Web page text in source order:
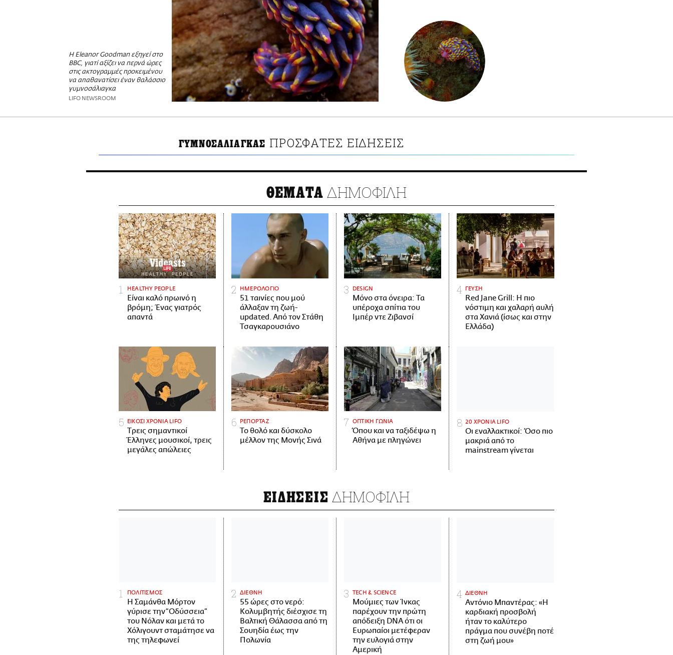
Η Eleanor Goodman εξηγεί στο
BBC, γιατί αξίζει να περνά ώρες
στις ακτογραμμές προκειμένου
να απαθανατίσει έναν θαλάσσιο
γυμνοσάλιαγκα
LIFO NEWSROOM
ΓΥΜΝΟΣΑΛΙΑΓΚΑΣ ΠΡΟΣΦΑΤΕΣ ΕΙΔΗΣΕΙΣ
ΘΕΜΑΤΑ ΔΗΜΟΦΙΛΗ
HEALTHY PEOPLE
Είναι καλό πρωινό η
βρόμη; Ένας γιατρός
απαντά
ΗΜΕΡΟΛΟΓΙΟ
51 ταινίες που μού
άλλαξαν τη ζωή-
updated. Aπό τον Στάθη
Τσαγκαρουσιάνο
DESIGN
Μόνο στα όνειρα: Τα
υπέροχα σπίτια του
Ιμπέρ ντε Ζιβανσί
ΓΕΥΣΗ
Red Jane Grill: Η πιο
νόστιμη και χαλαρή αυλή
στα Χανιά (ίσως και στην
Ελλάδα)
ΕΙΚΟΣΙ ΧΡΟΝΙΑ LIFO
Tρεις σημαντικοί
Έλληνες μουσικοί, τρεις
μεγάλες απώλειες
ΡΕΠΟΡΤΑΖ
Το θολό και δύσκολο
μέλλον της Μονής Σινά
ΟΠΤΙΚΗ ΓΩΝΙΑ
Όπου και να ταξιδέψω η
Αθήνα με πληγώνει
20 ΧΡΟΝΙΑ LIFO
Οι εναλλακτικοί: Όσο πιο
μακριά από το
mainstream γίνεται
ΕΙΔΗΣΕΙΣ ΔΗΜΟΦΙΛΗ
ΠΟΛΙΤΙΣΜΟΣ
Η Σαμάνθα Μόρτον
γύρισε την “Οδύσσεια”
του Νόλαν και μετά το
Χόλιγουντ σταμάτησε να
της τηλεφωνεί
ΔΙΕΘΝΗ
55 ώρες στο νερό:
Κολυμβητής διέσχισε τη
Βαλτική Θάλασσα από τη
Σουηδία έως την
Πολωνία
ΤECH & SCIENCE
Μούμιες των Ίνκας
παρέχουν την πρώτη
απόδειξη DNA ότι οι
Ευρωπαίοι μετέφεραν
την ευλογιά στην
Αμερική
ΔΙΕΘΝΗ
Αντόνιο Μπαντέρας: «Η
καρδιακή προσβολή
ήταν το καλύτερο
πράγμα που συνέβη ποτέ
στη ζωή μου»